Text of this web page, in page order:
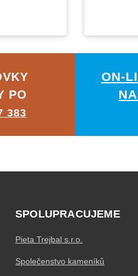
PO
383
ON-
SPOLUPRACUJEME
Pieta Trejbal s.r.o.
Společenstvo kameníků